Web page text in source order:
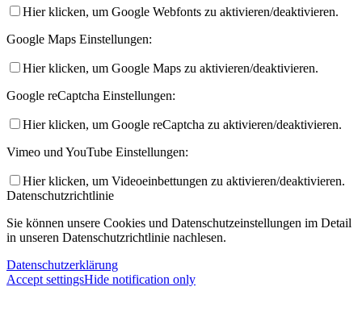
Hier klicken, um Google Webfonts zu aktivieren/deaktivieren.
Google Maps Einstellungen:
Hier klicken, um Google Maps zu aktivieren/deaktivieren.
Google reCaptcha Einstellungen:
Hier klicken, um Google reCaptcha zu aktivieren/deaktivieren.
Vimeo und YouTube Einstellungen:
Hier klicken, um Videoeinbettungen zu aktivieren/deaktivieren.
Datenschutzrichtlinie
Sie können unsere Cookies und Datenschutzeinstellungen im Detail
in unseren Datenschutzrichtlinie nachlesen.
Datenschutzerklärung
Accept settingsHide notification only